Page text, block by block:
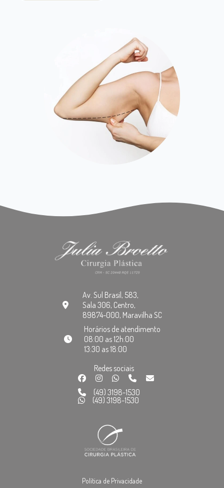
Av. Sul Brasil, 583,
Sala 306, Centro,
89874-000, Maravilha SC
Horários de atendimento
08:00 as 12h:00
13:30 as 18:00
Redes sociais
(49) 3198-1530
(49) 3198-1530
Política de Privacidade